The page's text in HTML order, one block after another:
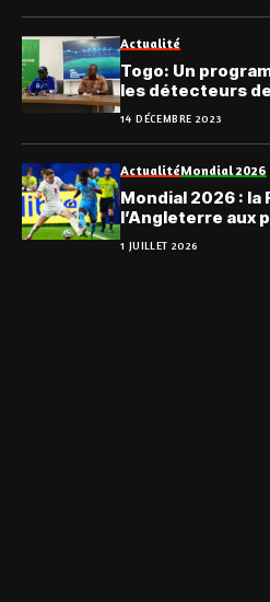
Actualité
Togo: Un
les détecteurs
14 DÉCEMBRE 2023
ActualitéMondial 2026
Mondial 2026 : la
l’Angleterre aux
1 JUILLET 2026